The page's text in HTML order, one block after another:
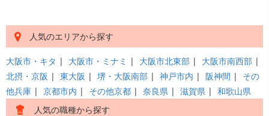
人気のエリアから探す
大阪市・キタ | 大阪市・ミナミ | 大阪市北東部 | 大阪市南西部 |
北摂・京阪 | 東大阪 | 堺・大阪南部 | 神戸市内 | 阪神間 | その
他兵庫 | 京都市内 | その他京都 | 奈良県 | 滋賀県 | 和歌山県
人気の職種から探す